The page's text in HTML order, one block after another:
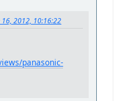
2012, 10:16:22
panasonic-